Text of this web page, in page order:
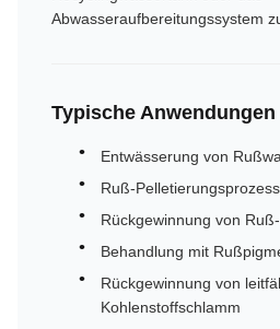
Abwasseraufbereitungssystem
Typische Anwendungen
Entwässerung von
Ruß-
Rückgewinnung von
Behandlung mit
Rückgewinnung von
Kohlenstoffschlamm